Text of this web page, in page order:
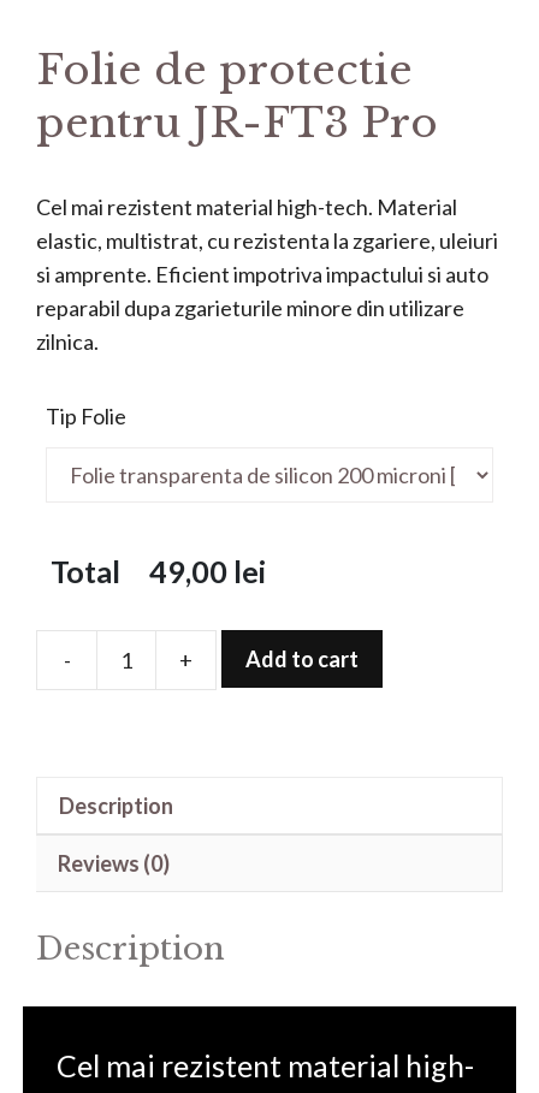
Folie de protectie
pentru JR-FT3 Pro
Cel mai rezistent material high-tech. Material
elastic, multistrat, cu rezistenta la zgariere, uleiuri
si amprente. Eficient impotriva impactului si auto
reparabil dupa zgarieturile minore din utilizare
zilnica.
Tip Folie
Total 49,00 lei
-
Folie
+ Add to cart
Description
Reviews (0)
Description
Cel mai rezistent material high-